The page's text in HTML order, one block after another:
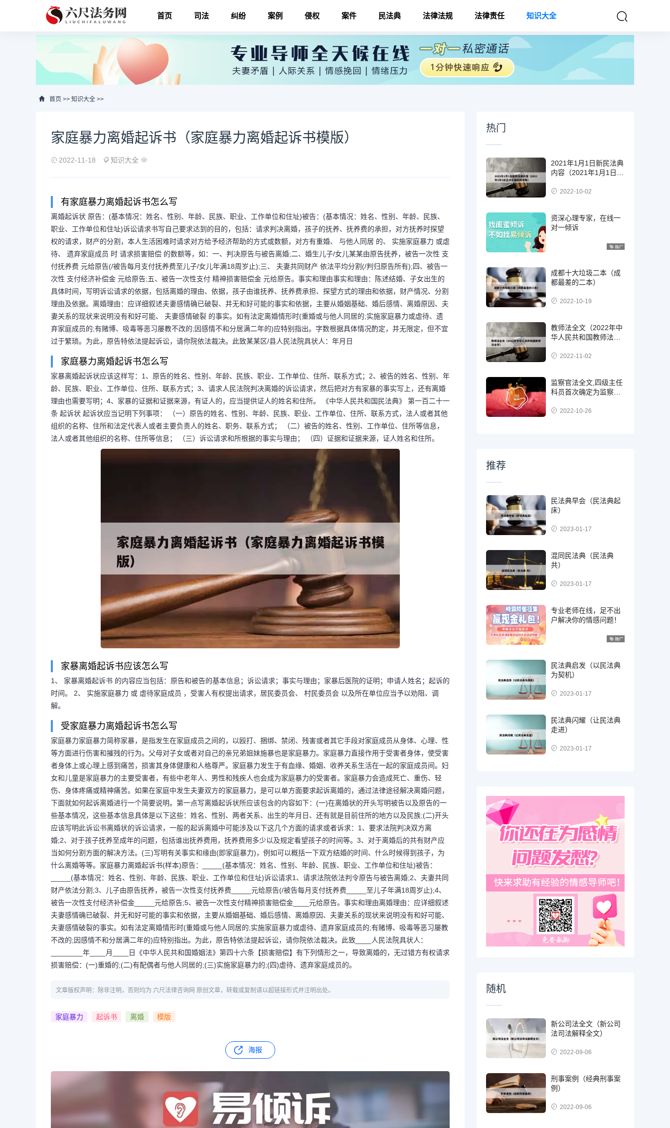
首页 司法 纠纷 案例 侵权 案件 民法典 法律法规 法律责任 知识大全
首页 >> 知识大全 >>
家庭暴力离婚起诉书（家庭暴力离婚起诉书模版）
2022-11-18 知识大全
有家庭暴力离婚起诉书怎么写
离婚起诉状 原告：(基本情况：姓名、性别、年龄、民族、职业、工作单位和住址)被告：(基本情况：姓名、性别、年龄、民族、
职业、工作单位和住址)诉讼请求书写自己要求达到的目的，包括：请求判决离婚，孩子的抚养、抚养费的承担，对方抚养时探望
权的请求，财产的分割，本人生活困难时请求对方给予经济帮助的方式或数额，对方有重婚、 与他人同居 的、 实施家庭暴力 或虐
待、 遗弃家庭成员 时 请求损害赔偿 的数额等，如：一、判决原告与被告离婚;二、婚生儿子/女儿某某由原告抚养，被告一次性 支
付抚养费 元给原告(/被告每月支付抚养费至儿子/女儿年满18周岁止);三、 夫妻共同财产 依法平均分割(/判归原告所有);四、被告一
次性 支付经济补偿金 元给原告;五、被告一次性支付 精神损害赔偿金 元给原告。事实和理由事实和理由：陈述结婚、子女出生的
具体时间，写明诉讼请求的依据，包括离婚的理由、依据，孩子由谁抚养、抚养费承担、探望方式的理由和依据，财产情况、分割
理由及依据。离婚理由：应详细叙述夫妻感情确已破裂、并无和好可能的事实和依据，主要从婚姻基础、婚后感情、离婚原因、夫
妻关系的现状来说明没有和好可能、 夫妻感情破裂 的事实。如有法定离婚情形时(重婚或与他人同居的;实施家庭暴力或虐待、遗
弃家庭成员的;有赌博、吸毒等恶习屡教不改的;因感情不和分居满二年的)应特别指出。字数根据具体情况酌定，并无限定，但不宜
过于繁琐。为此，原告特依法提起诉讼，请你院依法裁决。此致某某区/县人民法院具状人：年月日
家庭暴力离婚起诉书怎么写
家暴离婚起诉状应该这样写：1、原告的姓名、性别、年龄、民族、职业、工作单位、住所、联系方式；2、被告的姓名、性别、年
龄、民族、职业、工作单位、住所、联系方式；3、请求人民法院判决离婚的诉讼请求，然后把对方有家暴的事实写上，还有离婚
理由也需要写明；4、家暴的证据和证据来源，有证人的，应当提供证人的姓名和住所。 《中华人民共和国民法典》 第一百二十一
条 起诉状 起诉状应当记明下列事项： （一）原告的姓名、性别、年龄、民族、职业、工作单位、住所、联系方式，法人或者其他
组织的名称、住所和法定代表人或者主要负责人的姓名、职务、联系方式； （二）被告的姓名、性别、工作单位、住所等信息，
法人或者其他组织的名称、住所等信息； （三）诉讼请求和所根据的事实与理由； （四）证据和证据来源，证人姓名和住所。
家暴离婚起诉书应该怎么写
1、 家暴离婚起诉书 的内容应当包括：原告和被告的基本信息；诉讼请求；事实与理由；家暴后医院的证明；申请人姓名；起诉的
时间。 2、 实施家庭暴力 或 虐待家庭成员 ，受害人有权提出请求，居民委员会、 村民委员会 以及所在单位应当予以劝阻、调
解。
受家庭暴力离婚起诉书怎么写
家庭暴力家庭暴力简称家暴，是指发生在家庭成员之间的，以殴打、捆绑、禁闭、残害或者其它手段对家庭成员从身体、心理、性
等方面进行伤害和摧残的行为。父母对子女或者对自己的亲兄弟姐妹施暴也是家庭暴力。家庭暴力直接作用于受害者身体，使受害
者身体上或心理上感到痛苦，损害其身体健康和人格尊严。家庭暴力发生于有血缘、婚姻、收养关系生活在一起的家庭成员间。妇
女和儿童是家庭暴力的主要受害者，有些中老年人、男性和残疾人也会成为家庭暴力的受害者。家庭暴力会造成死亡、重伤、轻
伤、身体疼痛或精神痛苦。如果在家庭中发生夫妻双方的家庭暴力，是可以单方面要求起诉离婚的，通过法律途径解决离婚问题，
下面就如何起诉离婚进行一个简要说明。第一点写离婚起诉状所应该包含的内容如下：(一)在离婚状的开头写明被告以及原告的一
些基本情况，这些基本信息具体是以下这些：姓名、性别、两者关系、出生的年月日、还有就是目前住所的地方以及民族;(二)开头
应该写明此诉讼书离婚状的诉讼请求，一般的起诉离婚中可能涉及以下这几个方面的请求或者诉求：1、要求法院判决双方离
婚;2、对于孩子抚养至成年的问题，包括谁出抚养费用，抚养费用多少以及规定看望孩子的时间等。3、对于离婚后的共有财产应
当如何分割方面的解决方法。(三)写明有关事实和缘由(即家庭暴力)，例如可以概括一下双方结婚的时间、什么时候得到孩子，为
什么离婚等等。家庭暴力离婚起诉书(样本)原告：_____(基本情况：姓名、性别、年龄、民族、职业、工作单位和住址)被告：
_____(基本情况：姓名、性别、年龄、民族、职业、工作单位和住址)诉讼请求1、请求法院依法判令原告与被告离婚;2、夫妻共同
财产依法分割;3、儿子由原告抚养，被告一次性支付抚养费_____元给原告(/被告每月支付抚养费_____至儿子年满18周岁止);4、
被告一次性支付经济补偿金_____元给原告;5、被告一次性支付精神损害赔偿金____元给原告。事实和理由离婚理由：应详细叙述
夫妻感情确已破裂、并无和好可能的事实和依据，主要从婚姻基础、婚后感情、离婚原因、夫妻关系的现状来说明没有和好可能、
夫妻感情破裂的事实。如有法定离婚情形时(重婚或与他人同居的;实施家庭暴力或虐待、遗弃家庭成员的;有赌博、吸毒等恶习屡教
不改的;因感情不和分居满二年的)应特别指出。为此，原告特依法提起诉讼，请你院依法裁决。此致____人民法院具状人：
________年____月____日《中华人民共和国婚姻法》第四十六条【损害赔偿】有下列情形之一，导致离婚的，无过错方有权请求
损害赔偿：(一)重婚的;(二)有配偶者与他人同居的;(三)实施家庭暴力的;(四)虐待、遗弃家庭成员的。
文章版权声明：除非注明，否则均为 六尺法律咨询网 原创文章，转载或复制请以超链接形式并注明出处。
家庭暴力 起诉书 离婚 模版
海报
热门
2021年1月1日新民法典
内容（2021年1月1日正
2022-10-02
资深心理专家，在线一
对一倾诉
成都十大垃圾二本（成
都最差的二本）
2022-10-19
教师法全文（2022年中
华人民共和国教师法全
2022-11-02
监察官法全文,四级主任
科员首次确定为监察
级?2022-10-26
推荐
民法典早会（民法典起
床）
2023-01-17
混同民法典（民法典
共）
2023-01-17
专业老师在线，足不出
户解决你的情感问题！
民法典启发（以民法典
为契机）
2023-01-17
民法典闪耀（让民法典
走进）
2023-01-17
随机
新公司法全文（新公司
法司法解释全文）
2022-09-06
刑事案例（经典刑事案
例）
2022-09-06
家庭暴力离婚起诉书（家庭暴力离婚起诉
书模版）
有家庭暴力离婚起诉书怎么写 离婚起诉状 原告：(基本
情况：姓名、性别、年龄、民族、职业、工作单位和住址)被
告：(基本情况：姓名、性别、年龄、民族、职业、工作单位
和住址)...
长按图片识别二维码阅读更多